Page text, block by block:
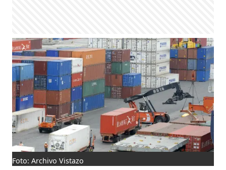
Foto: Archivo Vistazo